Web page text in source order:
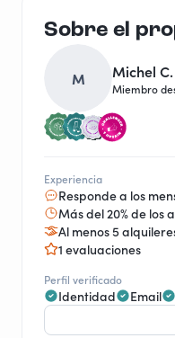
Sobre el
M Michel C.
Miembro
Experiencia
Responde a los
Más del 20% de
Al menos 5
1 evaluaciones
Perfil verificado
Identidad Email